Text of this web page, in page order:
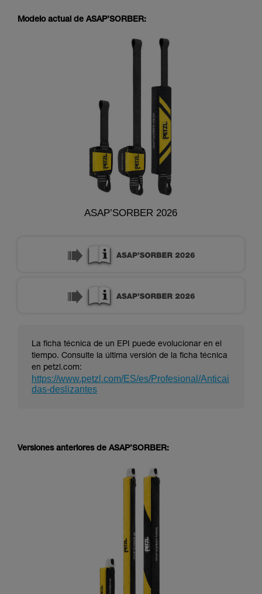
Modelo actual de ASAP’SORBER:
ASAP’SORBER 2026
La ficha técnica de un EPI puede evolucionar en el
tiempo. Consulte la última versión de la ficha técnica
en petzl.com:
https://www.petzl.com/ES/es/Profesional/Anticai
das-deslizantes
Versiones anteriores de ASAP’SORBER: